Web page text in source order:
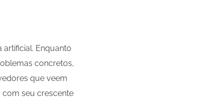
artificial. Enquanto
concretos,
que veem
com seu crescente